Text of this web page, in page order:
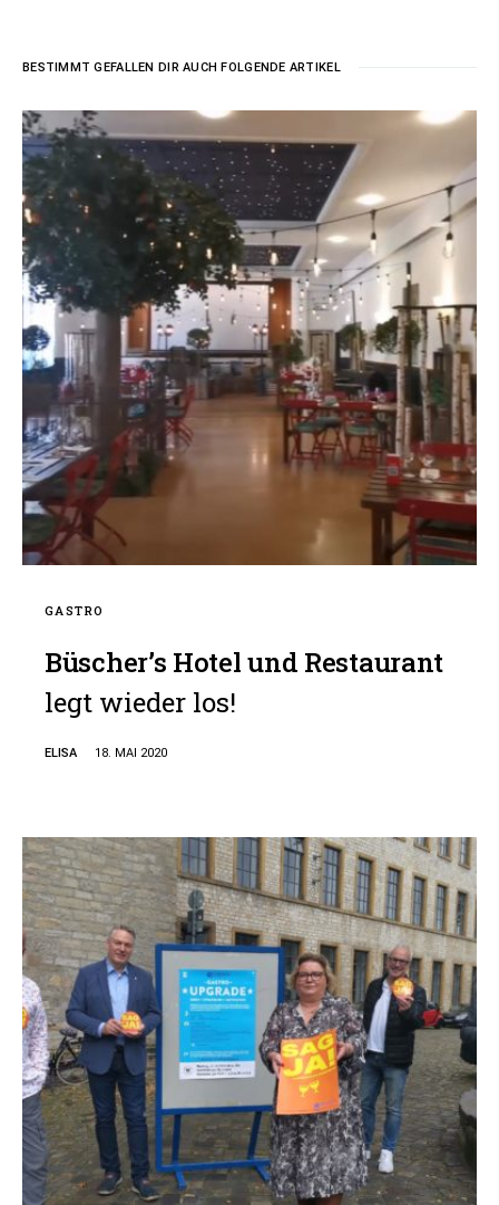
BESTIMMT GEFALLEN DIR AUCH FOLGENDE ARTIKEL
GASTRO
Büscher’s Hotel und Restaurant
legt wieder los!
ELISA 18. MAI 2020